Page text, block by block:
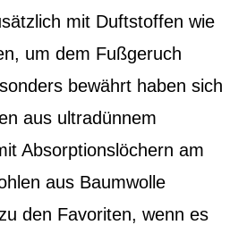
mit Duftstoffen wie
um dem Fußgeruch
bewährt haben sich
aus ultradünnem
Absorptionslöchern am
aus Baumwolle
den Favoriten, wenn es